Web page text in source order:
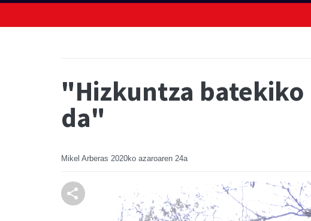
"Hizkuntza
da"
Mikel Arberas 2020ko azaroaren 24a